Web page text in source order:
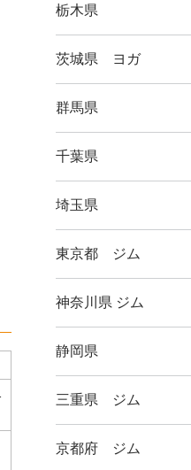
栃木県
茨城県 ヨガ
群馬県
千葉県
埼玉県
東京都 ジム
神奈川県 ジム
静岡県
三重県 ジム
京都府 ジム